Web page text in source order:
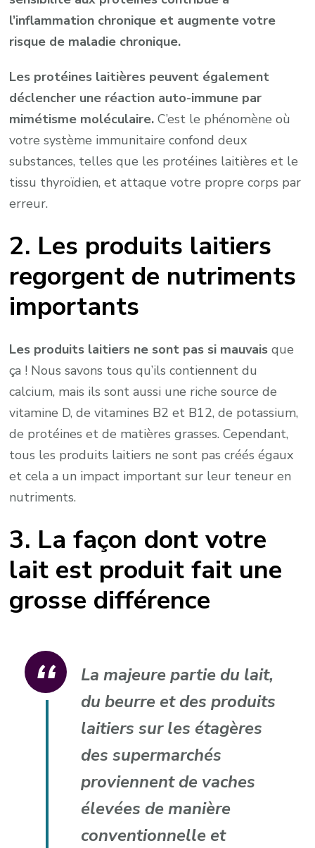
l’inflammation chronique et augmente votre
risque de maladie chronique.
Les protéines laitières peuvent également
déclencher une réaction auto-immune par
mimétisme moléculaire. C’est le phénomène où
votre système immunitaire confond deux
substances, telles que les protéines laitières et le
tissu thyroïdien, et attaque votre propre corps par
erreur.
2. Les produits laitiers
regorgent de nutriments
importants
Les produits laitiers ne sont pas si mauvaisque
ça ! Nous savons tous qu’ils contiennent du
calcium, mais ils sont aussi une riche source de
vitamine D, de vitamines B2 et B12, de potassium,
de protéines et de matières grasses. Cependant,
tous les produits laitiers ne sont pas créés égaux
et cela a un impact important sur leur teneur en
nutriments.
3. La façon dont votre
lait est produit fait une
grosse différence
La majeure partie du lait,
du beurre et des produits
laitiers sur les étagères
des supermarchés
proviennent de vaches
élevées de manière
conventionnelle et